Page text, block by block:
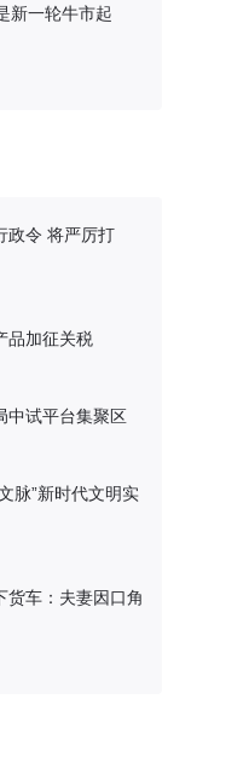
新一轮牛市起
政令 将严厉打
品加征关税
中试平台集聚区
脉”新时代文明实
货车：夫妻因口角